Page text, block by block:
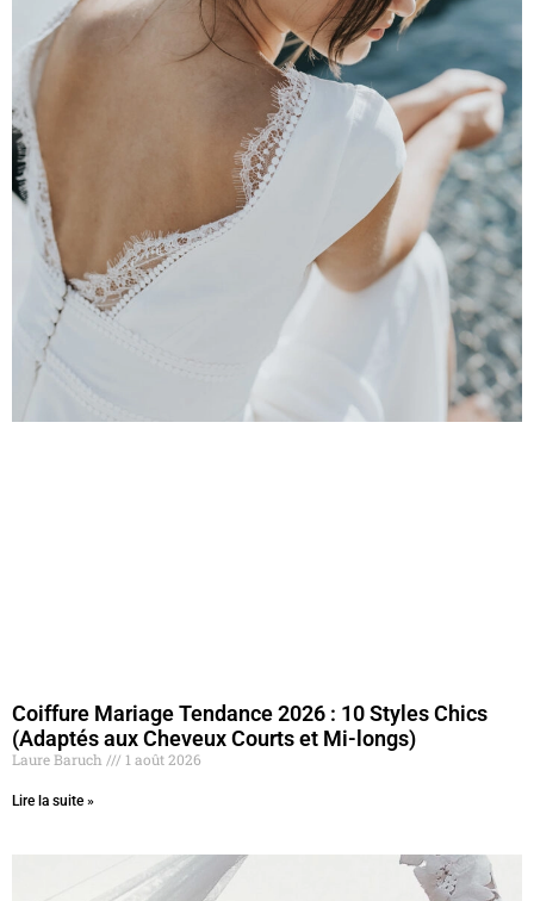
Coiffure Mariage Tendance 2026 : 10 Styles Chics
(Adaptés aux Cheveux Courts et Mi-longs)
Laure Baruch 1 août 2026
Lire la suite »